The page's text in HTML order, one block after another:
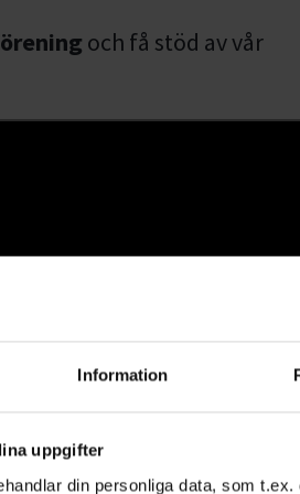
Information
uppgifter
din personliga data, som
och få stöd av vår
och aktörer arrangerar vi
dansföreställningar. Vi
.
och bidra till att skapa